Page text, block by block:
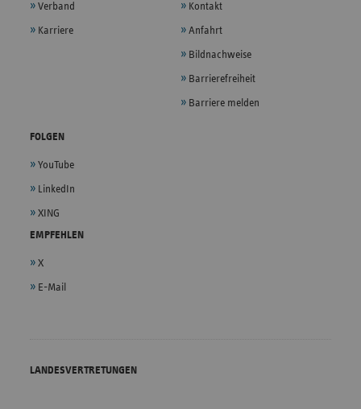
Verband
Karriere
Kontakt
Anfahrt
Bildnachweise
Barrierefreiheit
Barriere melden
FOLGEN
YouTube
LinkedIn
XING
EMPFEHLEN
X
E-Mail
LANDESVERTRETUNGEN